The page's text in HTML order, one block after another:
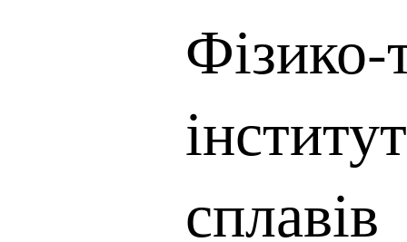
Фізико-
сплавів